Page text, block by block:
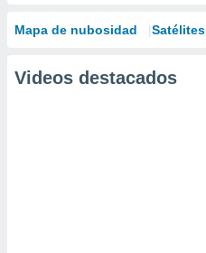
Mapa de nubosidad Satélites
Videos destacados